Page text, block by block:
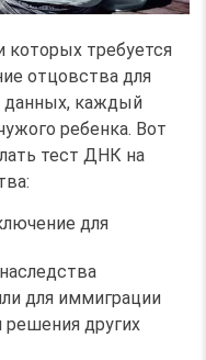
которых требуется
отцовства для
данных, каждый
ребенка. Вот
тест ДНК на
для
для иммиграции
решения других